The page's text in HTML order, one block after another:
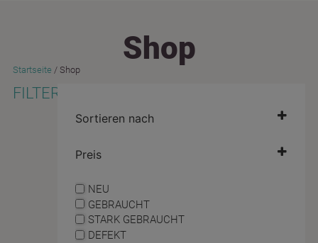
Shop
Startseite / Shop
FILTER
Sortieren nach
Preis
NEU
GEBRAUCHT
STARK GEBRAUCHT
DEFEKT